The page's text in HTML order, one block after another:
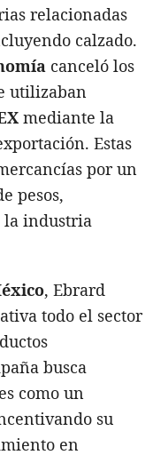
relacionadas
calzado.
canceló los
utilizaban
mediante la
Estas
por un
pesos,
la industria
, Ebrard
todo el sector
busca
como un
su
en